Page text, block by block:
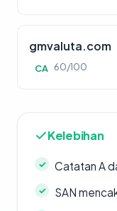
gmvaluta.com
CA 60/100
Kelebihan
Catatan A
SAN